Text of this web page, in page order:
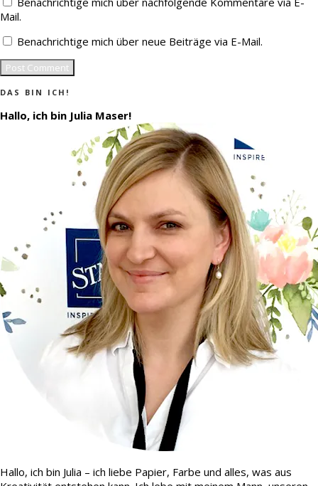
Mail.
Benachrichtige mich über neue Beiträge via E-Mail.
DAS BIN ICH!
Hallo, ich bin Julia Maser!
Hallo, ich bin Julia – ich liebe Papier, Farbe und alles, was aus